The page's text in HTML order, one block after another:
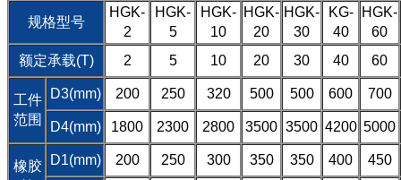
规格型号
HGK-
2
HGK-
5
HGK-
10
HGK-
20
HGK-
30
KG-
40
HGK-
60
额定承载(T)
2 5 10 20 30 40 60
工件
范围
D3(mm) 200 250 320 500 500 600 700
D4(mm) 1800 2300 2800 3500 3500 4200 5000
橡胶
D1(mm) 200 250 300 350 350 400 450